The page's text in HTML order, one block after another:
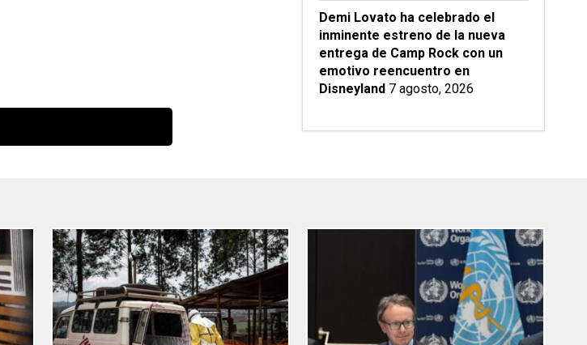
Demi Lovato ha celebrado el
inminente estreno de la nueva
entrega de Camp Rock con un
emotivo reencuentro en
Disneyland 7 agosto, 2026